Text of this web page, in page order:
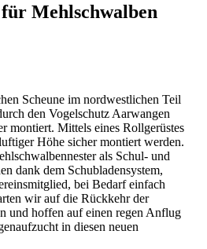
Mehlschwalben
Scheune im nordwestlichen Teil
den Vogelschutz Aarwangen
montiert. Mittels eines Rollgerüstes
Höhe sicher montiert werden.
als Schul- und
dank dem Schubladensystem,
bei Bedarf einfach
wir auf die Rückkehr der
und hoffen auf einen regen Anflug
in diesen neuen